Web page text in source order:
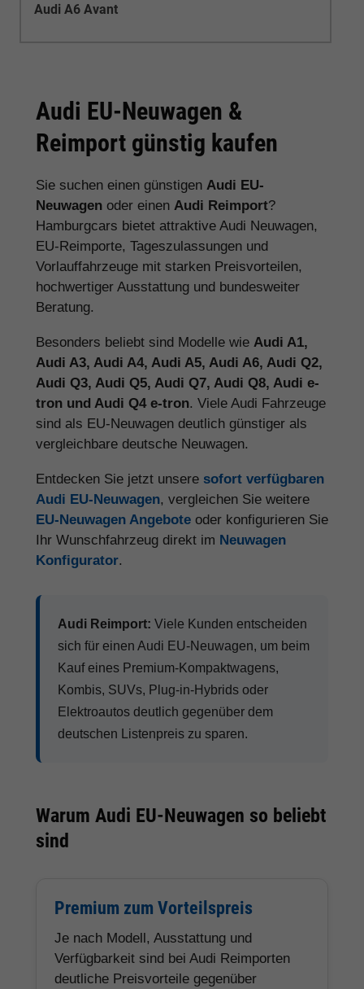
Audi A6 Avant
Audi EU-Neuwagen &
Reimport günstig kaufen
Sie suchen einen günstigen Audi EU-
Neuwagen oder einen Audi Reimport?
Hamburgcars bietet attraktive Audi Neuwagen,
EU-Reimporte, Tageszulassungen und
Vorlauffahrzeuge mit starken Preisvorteilen,
hochwertiger Ausstattung und bundesweiter
Beratung.
Besonders beliebt sind Modelle wie Audi A1,
Audi A3, Audi A4, Audi A5, Audi A6, Audi Q2,
Audi Q3, Audi Q5, Audi Q7, Audi Q8, Audi e-
tron und Audi Q4 e-tron. Viele Audi Fahrzeuge
sind als EU-Neuwagen deutlich günstiger als
vergleichbare deutsche Neuwagen.
Entdecken Sie jetzt unsere sofort verfügbaren
Audi EU-Neuwagen, vergleichen Sie weitere
EU-Neuwagen Angebote oder konfigurieren Sie
Ihr Wunschfahrzeug direkt im Neuwagen
Konfigurator.
Audi Reimport: Viele Kunden entscheiden
sich für einen Audi EU-Neuwagen, um beim
Kauf eines Premium-Kompaktwagens,
Kombis, SUVs, Plug-in-Hybrids oder
Elektroautos deutlich gegenüber dem
deutschen Listenpreis zu sparen.
Warum Audi EU-Neuwagen so beliebt
sind
Premium zum Vorteilspreis
Je nach Modell, Ausstattung und
Verfügbarkeit sind bei Audi Reimporten
deutliche Preisvorteile gegenüber